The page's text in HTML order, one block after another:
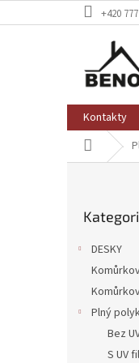
na
+420
Kontakty
Domů
kategorie
DESKY
Plný
Bez
S UV